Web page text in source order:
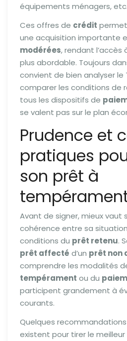
équipements ménagers,
Ces offres de crédit
une acquisition importante
modérées, rendant l’accès
plus abordable. Toujours
convient de bien analyser le
comparer les conditions de
tous les dispositifs de
se valent pas sur le plan
Prudence et
pratiques
son prêt à
Avant de signer, mieux vaut
cohérence entre sa
conditions du prêt retenu.
prêt affecté d’un prêt non
comprendre les modalités
tempérament ou du
participent grandement à
courants.
Quelques
existent pour tirer le